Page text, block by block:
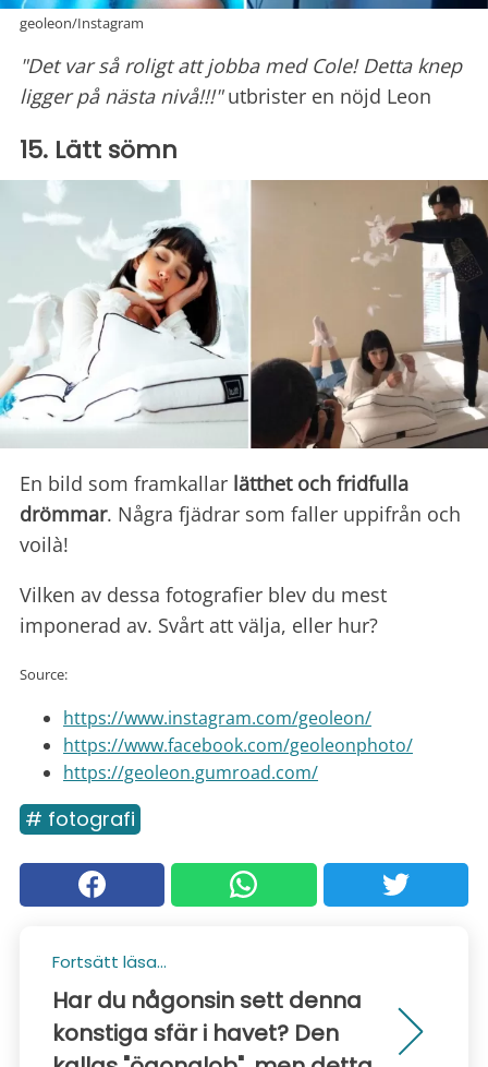
geoleon/Instagram
"Det var så roligt att jobba med Cole! Detta knep
ligger på nästa nivå!!!"utbrister en nöjd Leon
15. Lätt sömn
En bild som framkallar lätthet och fridfulla
drömmar. Några fjädrar som faller uppifrån och
voilà!
Vilken av dessa fotografier blev du mest
imponerad av. Svårt att välja, eller hur?
Source:
https://www.instagram.com/geoleon/
https://www.facebook.com/geoleonphoto/
https://geoleon.gumroad.com/
# fotografi
Fortsätt läsa...
Har du någonsin sett denna
konstiga sfär i havet? Den